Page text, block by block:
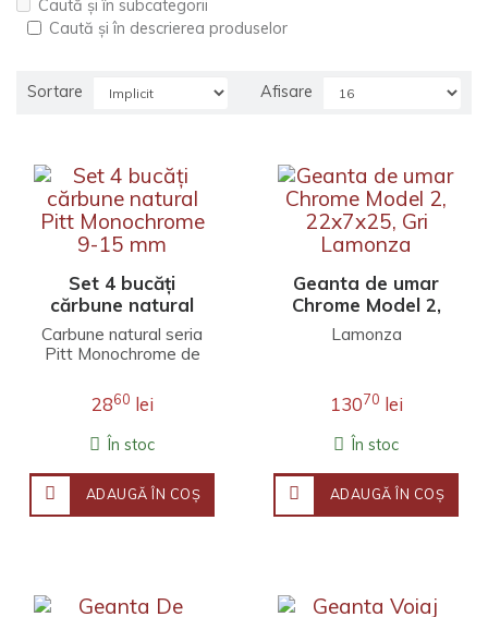
Caută și în subcategorii
Caută și în descrierea produselor
Sortare Afisare
Set 4 bucăți
cărbune natural
Pitt Monochrome
9-15 mm
Carbune natural seria
Pitt Monochrome de
calitate. Unul dintre
cele mai vechi
materia..
2860 lei
În stoc
ADAUGĂ ÎN COŞ
Geanta de umar
Chrome Model 2,
22x7x25, Gri
Lamonza
13070 lei
În stoc
ADAUGĂ ÎN COŞ